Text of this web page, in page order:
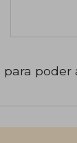
para poder